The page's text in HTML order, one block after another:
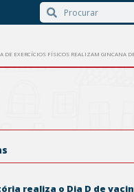
DE EXERCÍCIOS FÍSICOS REALIZAM GINCANA
realiza o Dia D de